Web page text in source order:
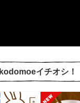
kodomoeイチオシ！